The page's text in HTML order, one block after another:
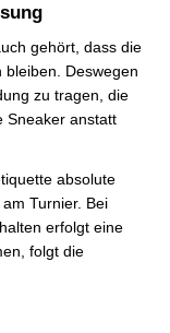
gehört, dass die
bleiben. Deswegen
zu tragen, die
Sneaker anstatt
absolute
Turnier. Bei
erfolgt eine
folgt die